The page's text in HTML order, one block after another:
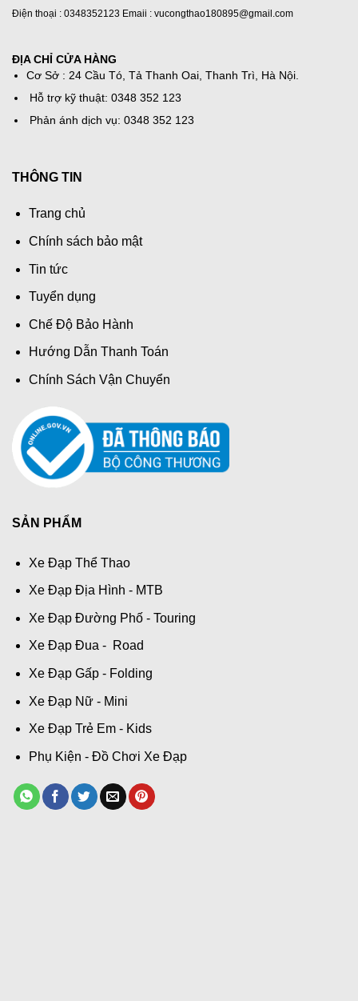
Điện thoại : 0348352123 Emaii : vucongthao180895@gmail.com
ĐỊA CHỈ CỬA HÀNG
Cơ Sở : 24 Cầu Tó, Tả Thanh Oai, Thanh Trì, Hà Nội.
Hỗ trợ kỹ thuật: 0348 352 123
Phản ánh dịch vụ: 0348 352 123
THÔNG TIN
Trang chủ
Chính sách bảo mật
Tin tức
Tuyển dụng
Chế Độ Bảo Hành
Hướng Dẫn Thanh Toán
Chính Sách Vận Chuyển
SẢN PHẨM
Xe Đạp Thể Thao
Xe Đạp Địa Hình - MTB
Xe Đạp Đường Phố - Touring
Xe Đạp Đua - Road
Xe Đạp Gấp - Folding
Xe Đạp Nữ - Mini
Xe Đạp Trẻ Em - Kids
Phụ Kiện - Đồ Chơi Xe Đạp